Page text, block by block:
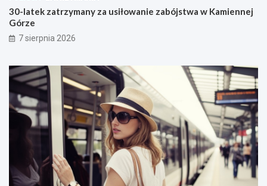
30-latek zatrzymany za usiłowanie zabójstwa w Kamiennej
Górze
7 sierpnia 2026